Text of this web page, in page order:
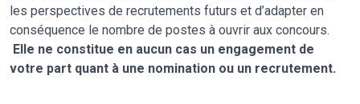
les perspectives de recrutements futurs et d’adapter en
conséquence le nombre de postes à ouvrir aux concours.
Elle ne constitue en aucun cas un engagement de
votre part quant à une nomination ou un recrutement.